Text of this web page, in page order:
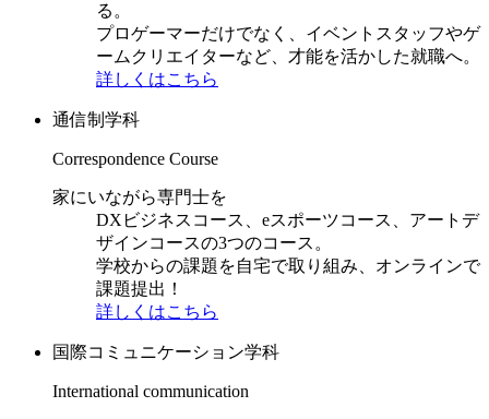
る。
プロゲーマーだけでなく、イベントスタッフやゲ
ームクリエイターなど、才能を活かした就職へ。
詳しくはこちら
通信制学科
Correspondence Course
家にいながら専門士を
DXビジネスコース、eスポーツコース、アートデ
ザインコースの3つのコース。
学校からの課題を自宅で取り組み、オンラインで
課題提出！
詳しくはこちら
国際コミュニケーション学科
International communication